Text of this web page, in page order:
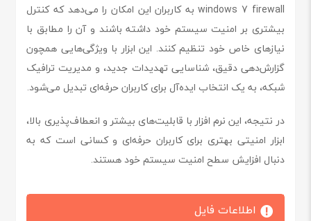
windows 7 firewall به کاربران این امکان را می‌دهد که کنترل
بیشتری بر امنیت سیستم خود داشته باشند و آن را مطابق با
نیازهای خاص خود تنظیم کنند. این ابزار با ویژگی‌هایی همچون
گزارش‌دهی دقیق، شناسایی تهدیدات جدید، و مدیریت ترافیک
شبکه، به یک انتخاب ایده‌آل برای کاربران حرفه‌ای تبدیل می‌شود.
در نتیجه، این نرم افزار با قابلیت‌های بیشتر و انعطاف‌پذیری بالا،
ابزار امنیتی بهتری برای کاربران حرفه‌ای و کسانی است که به
دنبال افزایش سطح امنیت سیستم خود هستند.
اطلاعات فایل